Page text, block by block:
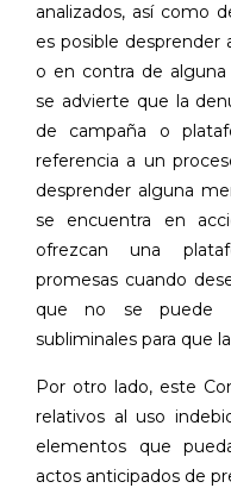
analizados, así como
es posible desprender
o en contra de
se advierte que la
de campaña o
referencia a un
desprender alguna
se encuentra en
ofrezcan una
promesas cuando
que no se puede
subliminales para que
Por otro lado, este
relativos al uso
elementos que
actos anticipados de